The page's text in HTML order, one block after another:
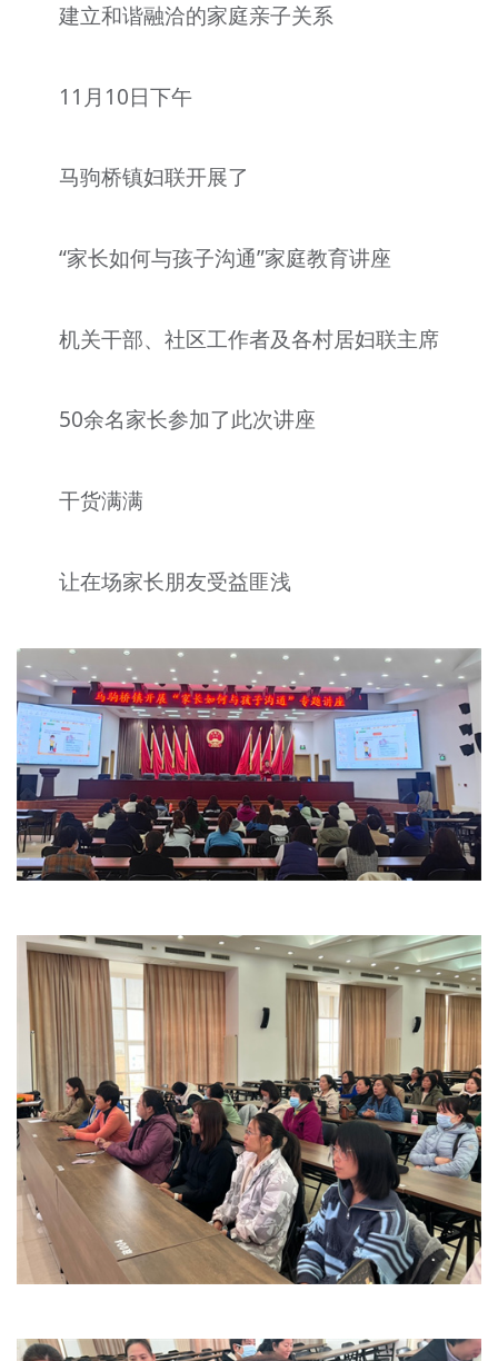
建立和谐融洽的家庭亲子关系
11月10日下午
马驹桥镇妇联开展了
“家长如何与孩子沟通”家庭教育讲座
机关干部、社区工作者及各村居妇联主席
50余名家长参加了此次讲座
干货满满
让在场家长朋友受益匪浅